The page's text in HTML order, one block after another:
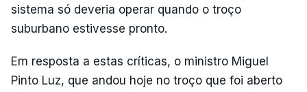
sistema só deveria operar quando o troço
suburbano estivesse pronto.
Em resposta a estas críticas, o ministro Miguel
Pinto Luz, que andou hoje no troço que foi aberto